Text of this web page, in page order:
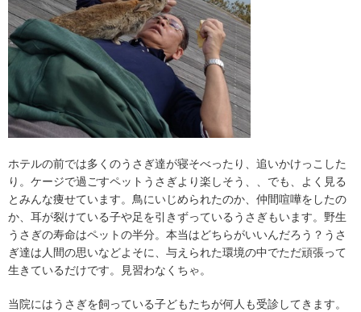
ホテルの前では多くのうさぎ達が寝そべったり、追いかけっこした
り。ケージで過ごすペットうさぎより楽しそう、、でも、よく見る
とみんな痩せています。鳥にいじめられたのか、仲間喧嘩をしたの
か、耳が裂けている子や足を引きずっているうさぎもいます。野生
うさぎの寿命はペットの半分。本当はどちらがいいんだろう？うさ
ぎ達は人間の思いなどよそに、与えられた環境の中でただ頑張って
生きているだけです。見習わなくちゃ。
当院にはうさぎを飼っている子どもたちが何人も受診してきます。